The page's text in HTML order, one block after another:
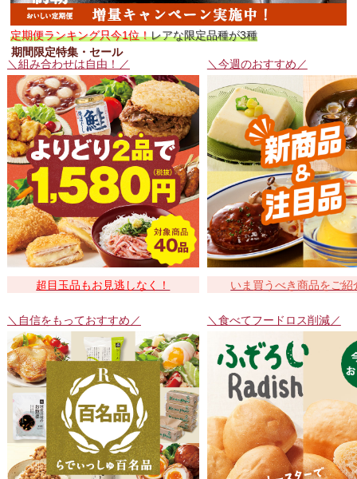
定期便ランキング只今1位！レアな限定品種が3種
期間限定特集・セール
＼組み合わせは自由！／
超目玉品もお見逃しなく！
＼今週のおすすめ／
いま買うべき商品をご紹
＼自信をもっておすすめ／ ＼食べてフードロス削減／